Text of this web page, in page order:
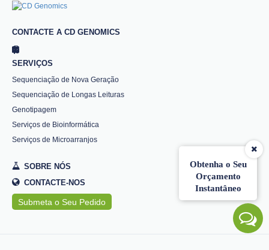
Obtenha o Seu
Orçamento
Instantâneo
CONTACTE A CD GENOMICS
SERVIÇOS
Sequenciação de Nova Geração
Sequenciação de Longas Leituras
Genotipagem
Serviços de Bioinformática
Serviços de Microarranjos
SOBRE NÓS
CONTACTE-NOS
Submeta o Seu Pedido